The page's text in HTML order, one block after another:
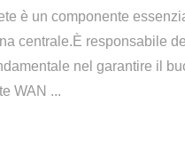
è un componente
centrale.È responsabile
nel garantire il
WAN ...